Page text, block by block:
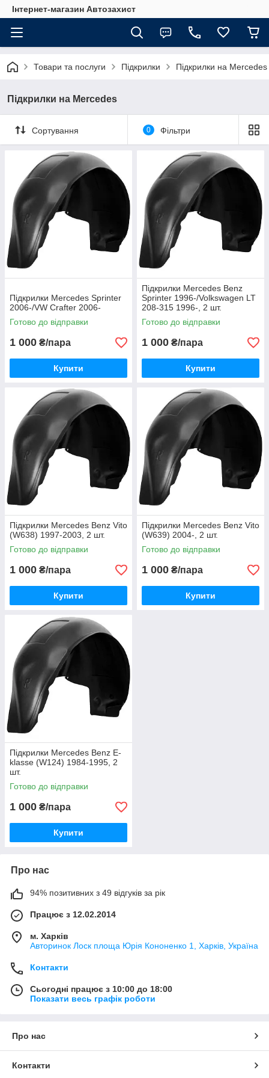
Інтернет-магазин Автозахист
Товари та послуги Підкрилки Підкрилки на Mercedes
Підкрилки на Mercedes
Сортування 0 Фільтри
Підкрилки Mercedes Sprinter
2006-/VW Crafter 2006-
Готово до відправки
1 000 ₴/пара
Купити
Підкрилки Mercedes Benz
Sprinter 1996-/Volkswagen LT
208-315 1996-, 2 шт.
Готово до відправки
1 000 ₴/пара
Купити
Підкрилки Mercedes Benz Vito
(W638) 1997-2003, 2 шт.
Готово до відправки
1 000 ₴/пара
Купити
Підкрилки Mercedes Benz Vito
(W639) 2004-, 2 шт.
Готово до відправки
1 000 ₴/пара
Купити
Підкрилки Mercedes Benz E-
klasse (W124) 1984-1995, 2
шт.
Готово до відправки
1 000 ₴/пара
Купити
Про нас
94% позитивних з 49 відгуків за рік
Працює з 12.02.2014
м. Харків
Авторинок Лоск площа Юрія Кононенко 1, Харків, Україна
Контакти
Сьогодні працює з 10:00 до 18:00
Показати весь графік роботи
Про нас
Контакти